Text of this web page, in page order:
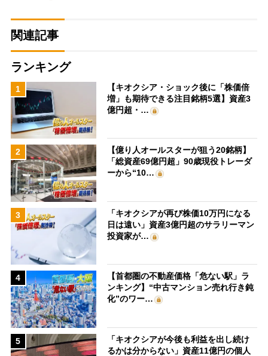
関連記事
ランキング
1
【キオクシア・ショック後に「株価倍
増」も期待できる注目銘柄5選】資産3
億円超・…
2
【億り人オールスターが狙う20銘柄】
「総資産69億円超」90歳現役トレーダ
ーから“10…
3
「キオクシアが再び株価10万円になる
日は遠い」資産3億円超のサラリーマン
投資家が…
4
【首都圏の不動産価格「危ない駅」ラ
ンキング】“中古マンション売れ行き鈍
化”のワー…
5
「キオクシアが今後も利益を出し続け
るかは分からない」資産11億円の個人